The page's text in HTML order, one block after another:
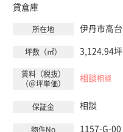
貸倉庫
伊丹市高台
3,124.94坪
相談相談
相談
1157-G-00